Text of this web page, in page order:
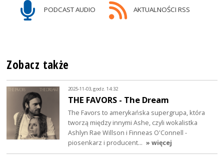
PODCAST AUDIO AKTUALNOŚCI RSS
Zobacz także
2025-11-03, godz. 14:32
THE FAVORS - The Dream
The Favors to amerykańska supergrupa, która
tworzą między innymi Ashe, czyli wokalistka
Ashlyn Rae Willson i Finneas O'Connell -
piosenkarz i producent… » więcej